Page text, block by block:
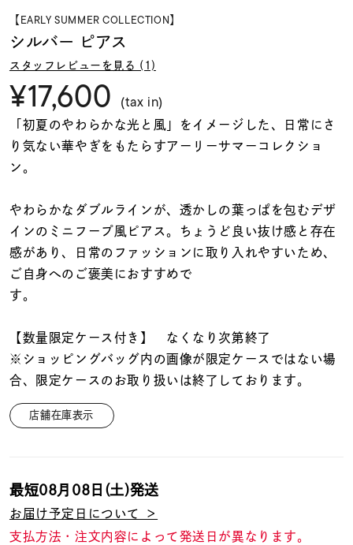
ファッションテイス
ト
着用シーン
コレクション
レディース
リングサイズ
～
価格 ¥0
【EARLY SUMMER COLLECTION】
シルバー ピアス
スタッフレビューを見る (1)
¥17,600 (tax in)
「初夏のやわらかな光と風」をイメージした、日常にさ
り気ない華やぎをもたらすアーリーサマーコレクショ
ン。
やわらかなダブルラインが、透かしの葉っぱを包むデザ
インのミニフープ風ピアス。ちょうど良い抜け感と存在
感があり、日常のファッションに取り入れやすいため、
ご自身へのご褒美におすすめで
【数量限定ケース付き】 なくなり次第終了
※ショッピングバッグ内の画像が限定ケースではない場
合、限定ケースのお取り扱いは終了しております。
店舗在庫表示
最短08月08日(土)発送
お届け予定日について ＞
支払方法・注文内容によって発送日が異なります。